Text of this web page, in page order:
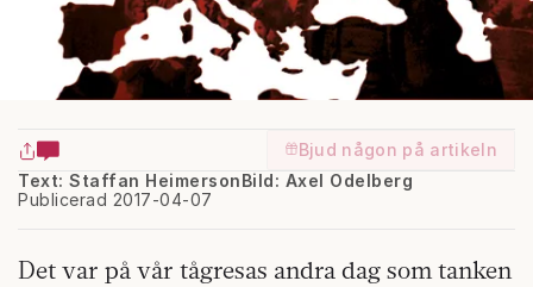
Bjud någon på artikeln
Text: Staffan Heimerson
Publicerad 2017-04-07
Bild: Axel Odelberg
Det var på vår tågresas andra dag som tanken